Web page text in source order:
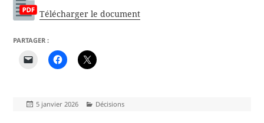
Télécharger le document
PARTAGER :
Publié
5 janvier 2026 Catégories
Décisions